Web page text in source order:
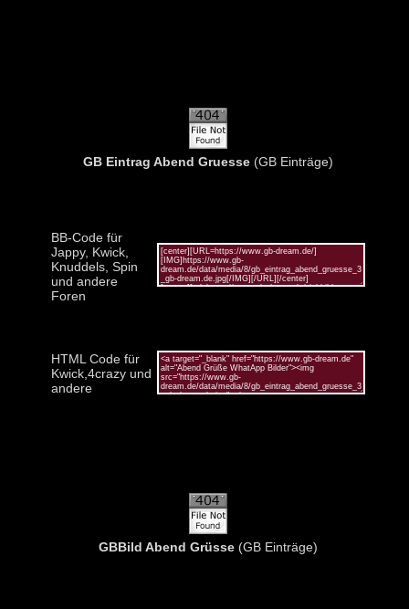
GB Eintrag Abend Gruesse(GB Einträge)
BB-Code für
Jappy, Kwick,
Knuddels, Spin
und andere
Foren
HTML Code für
Kwick,4crazy und
andere
GBBild Abend Grüsse(GB Einträge)